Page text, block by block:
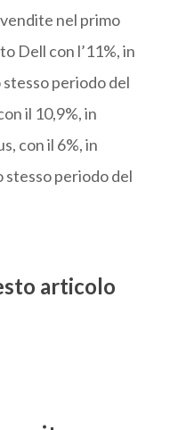
nel primo
Dell con l’11%, in
periodo del
il 10,9%, in
con il 6%, in
stesso periodo del
articolo